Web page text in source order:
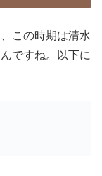
この時期は清水
ですね。以下に